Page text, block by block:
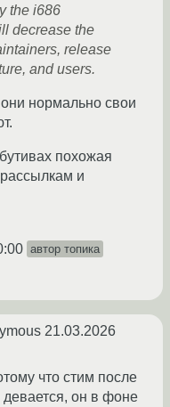
the i686
decrease the
release
and users.
нормально свои
похожая
и
автор топика
21.03.2026
что стим после
девается, он в фоне